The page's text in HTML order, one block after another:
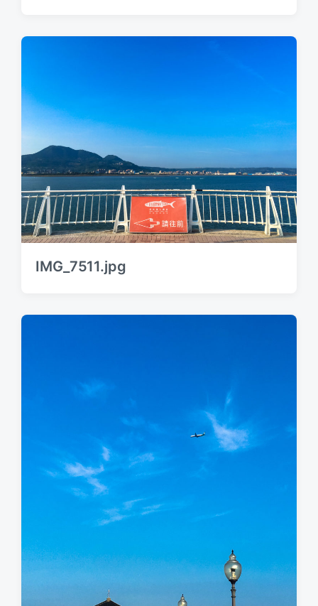
IMG_7511.jpg